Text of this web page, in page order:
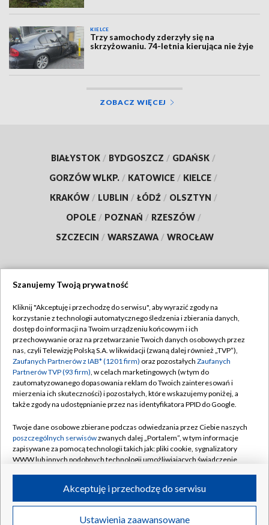
KIELCE
Trzy samochody zderzyły się na
skrzyżowaniu. 74-letnia kierująca nie żyje
ZOBACZ WIĘCEJ
BIAŁYSTOK / BYDGOSZCZ / GDAŃSK /
GORZÓW WLKP. / KATOWICE / KIELCE /
KRAKÓW / LUBLIN / ŁÓDŹ / OLSZTYN /
OPOLE / POZNAŃ / RZESZÓW /
SZCZECIN / WARSZAWA / WROCŁAW
TVP
Abonament TVP
Emisja w TVP
Centrum informacji TVP
Naziemna Telewizja Cyfrowa
Rada Programowa
System NOS
Informacje o nadawcy
Program dla prasy
Regulamin TVP
Polityka prywatności
Moje zgody
Pomoc
Kontakt
Kanały
©2026 Telewizja Polska S.A. w likwidacji
Szanujemy Twoją prywatność
Kliknij "Akceptuję i przechodzę do serwisu", aby wyrazić zgody na
korzystanie z technologii automatycznego śledzenia i zbierania danych,
dostęp do informacji na Twoim urządzeniu końcowym i ich
przechowywanie oraz na przetwarzanie Twoich danych osobowych przez
nas, czyli Telewizję Polską S.A. w likwidacji (zwaną dalej również „TVP”),
Zaufanych Partnerów z IAB* (1201 firm) oraz pozostałych Zaufanych
Partnerów TVP (93 firm), w celach marketingowych (w tym do
zautomatyzowanego dopasowania reklam do Twoich zainteresowań i
mierzenia ich skuteczności) i pozostałych, które wskazujemy poniżej, a
także zgody na udostępnianie przez nas identyfikatora PPID do Google.
Twoje dane osobowe zbierane podczas odwiedzania przez Ciebie naszych
poszczególnych serwisówzwanych dalej „Portalem”, w tym informacje
zapisywane za pomocą technologii takich jak: pliki cookie, sygnalizatory
WWW lub innych podobnych technologii umożliwiających świadczenie
ruchu w Internecie.
Twoje dane osobowe zbierane podczas odwiedzania przez Ciebie
Ustawienia zaawansowane
Akceptuję i przechodzę do serwisu